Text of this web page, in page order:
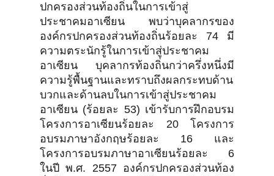
ปกครองส่วนท้องถิ่นในการเข้าสู่
ประชาคมอาเซียน พบว่าบุคลากรของ
องค์กรปกครองส่วนท้องถิ่นร้อยละ 74 มี
ความตระนักรู้ในการเข้าสู่ประชาคม
อาเซียน บุคลากรท้องถิ่นกว่าครึ่งหนึ่งมี
ความรู้พื้นฐานและทราบถึงผลกระทบด้าน
บวกและด้านลบในการเข้าสู่ประชาคม
อาเซียน (ร้อยละ 53) เข้ารับการฝึกอบรม
โครงการอาเซียนร้อยละ 20 โครงการ
อบรมภาษาอังกฤษร้อยละ 16 และ
โครงการอบรมภาษาอาเซียนร้อยละ 6
ในปี พ.ศ. 2557 องค์กรปกครองส่วนท้อง